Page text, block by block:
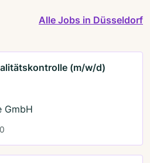
Alle Jobs in Düsseldorf
(m/w/d)
GmbH